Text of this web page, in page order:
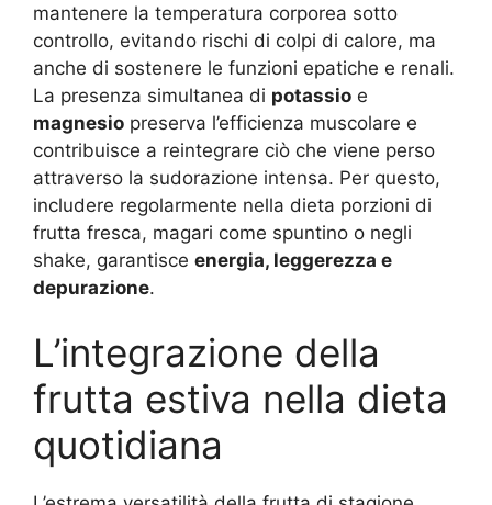
mantenere la temperatura corporea sotto
controllo, evitando rischi di colpi di calore, ma
anche di sostenere le funzioni epatiche e renali.
La presenza simultanea di potassio e
magnesio preserva l’efficienza muscolare e
contribuisce a reintegrare ciò che viene perso
attraverso la sudorazione intensa. Per questo,
includere regolarmente nella dieta porzioni di
frutta fresca, magari come spuntino o negli
shake, garantisce energia, leggerezza e
depurazione.
L’integrazione della
frutta estiva nella dieta
quotidiana